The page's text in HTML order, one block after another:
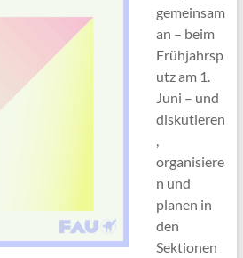
gemeinsam
an – beim
Frühjahrsp
utz am 1.
Juni – und
diskutieren
,
organisiere
n und
planen in
den
Sektionen